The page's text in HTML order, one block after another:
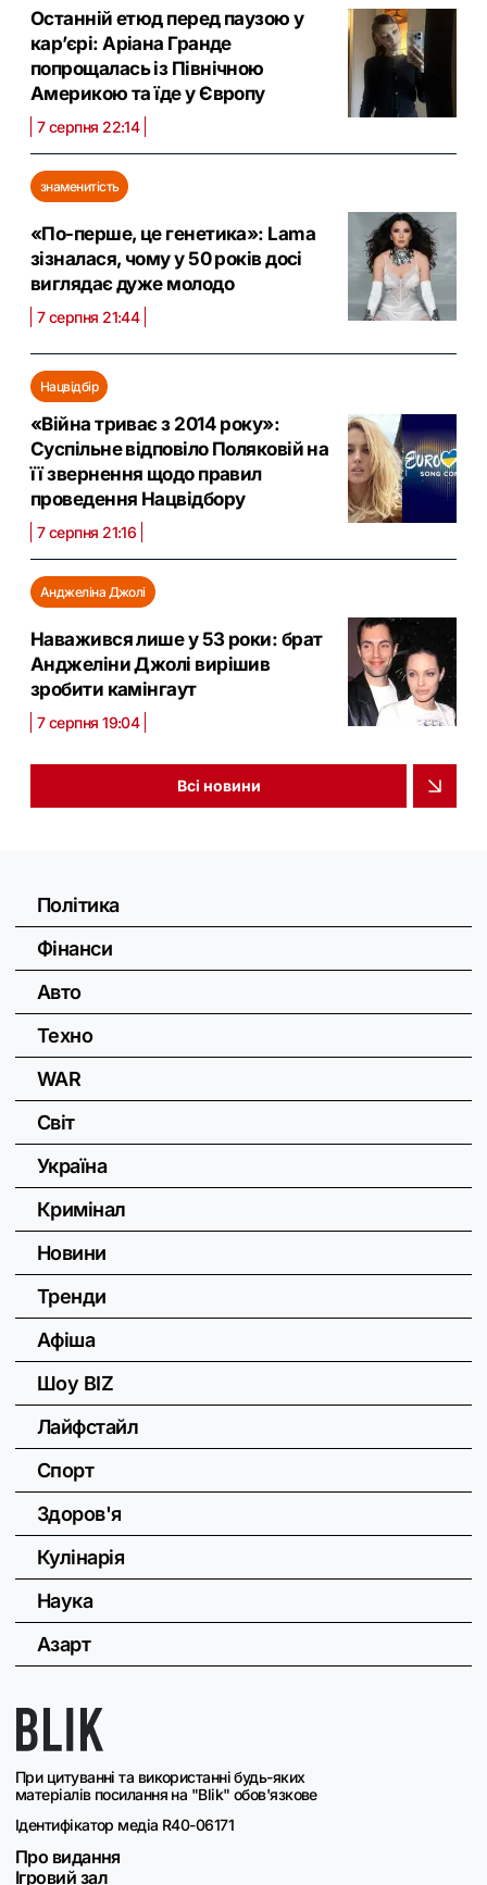
Останній етюд перед паузою у
кар’єрі: Аріана Гранде
попрощалась із Північною
Америкою та їде у Європу
7 серпня 22:14
знаменитість
«По-перше, це генетика»: Lama
зізналася, чому у 50 років досі
виглядає дуже молодо
7 серпня 21:44
Нацвідбір
«Війна триває з 2014 року»:
Суспільне відповіло Поляковій на
її звернення щодо правил
проведення Нацвідбору
7 серпня 21:16
Анджеліна Джолі
Наважився лише у 53 роки: брат
Анджеліни Джолі вирішив
зробити камінгаут
7 серпня 19:04
Всі новини
При цитуванні та використанні будь-яких
матеріалів посилання на "Blik" обов'язкове
Ідентифікатор медіа R40-06171
Про видання
Ігровий зал
Політика
Фінанси
Авто
Техно
WAR
Світ
Україна
Кримінал
Новини
Тренди
Афіша
Шоу BIZ
Лайфстайл
Спорт
Здоров'я
Кулінарія
Наука
Азарт